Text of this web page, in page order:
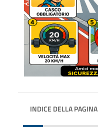
INDICE DELLA PAGINA